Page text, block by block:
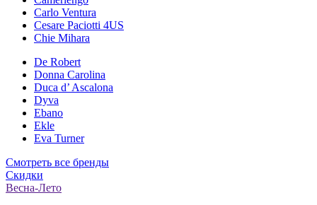
Carlo Ventura
Cesare Paciotti 4US
Chie Mihara
De Robert
Donna Carolina
Duca d’ Ascalona
Dyva
Ebano
Ekle
Eva Turner
Смотреть все бренды
Скидки
Весна-Лето